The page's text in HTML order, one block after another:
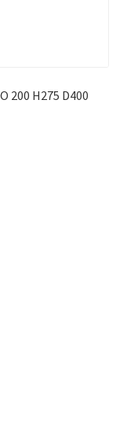
200 H275 D400